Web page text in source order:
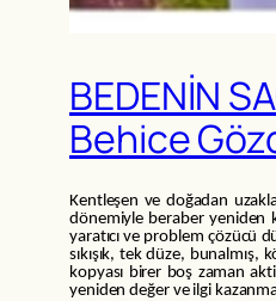
BEDENİN
Behice
Kentleşen ve doğadan
dönemiyle beraber yeniden
yaratıcı ve problem çözücü
sıkışık, tek düze,
kopyası birer boş zaman
yeniden değer ve ilgi